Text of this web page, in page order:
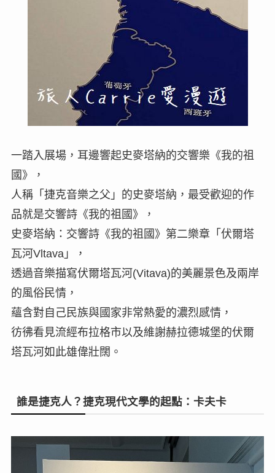
一踏入展場，耳邊響起史麥塔納的交響樂《我的祖
國》，
人稱「捷克音樂之父」的史麥塔納，最受歡迎的作
品就是交響詩《我的祖國》，
史麥塔納：交響詩《我的祖國》第二樂章「伏爾塔
瓦河Vltava」，
透過音樂描寫伏爾塔瓦河(Vitava)的美麗景色及兩岸
的風俗民情，
蘊含對自己民族與國家非常熱愛的濃烈感情，
彷彿看見流經布拉格市以及維謝赫拉德城堡的伏爾
塔瓦河如此雄偉壯闊。
誰是捷克人？捷克現代文學的起點：卡夫卡